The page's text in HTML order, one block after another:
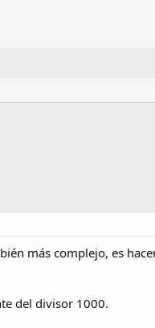
más complejo, es
del divisor 1000.